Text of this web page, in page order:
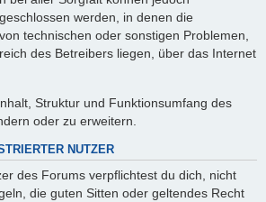
werden, in denen die
technischen oder sonstigen Problemen,
des Betreibers liegen, über das Internet
Struktur und Funktionsumfang des
oder zu erweitern.
NUTZER
des Forums verpflichtest du dich, nicht
die guten Sitten oder geltendes Recht